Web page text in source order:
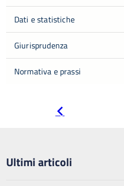
Dati e statistiche
Giurisprudenza
Normativa e prassi
Ultimi articoli